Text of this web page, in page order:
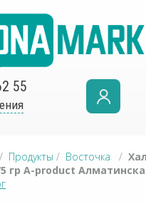
55
/ Продукты / Восточка /
гр A-product